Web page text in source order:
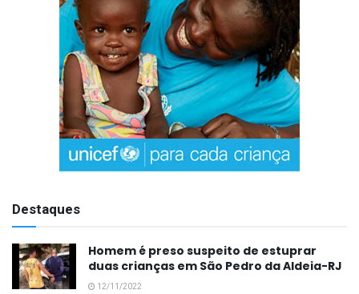
Destaques
Homem é preso suspeito de estuprar
duas crianças em São Pedro da Aldeia-RJ
12/11/2022